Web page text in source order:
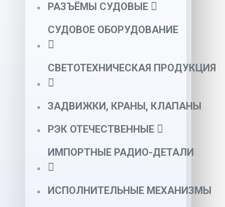
РАЗЪЁМЫ СУДОВЫЕ
СУДОВОЕ ОБОРУДОВАНИЕ
СВЕТОТЕХНИЧЕСКАЯ ПРОДУКЦИЯ
ЗАДВИЖКИ, КРАНЫ, КЛАПАНЫ
РЭК ОТЕЧЕСТВЕННЫЕ
ИМПОРТНЫЕ РАДИО-ДЕТАЛИ
ИСПОЛНИТЕЛЬНЫЕ МЕХАНИЗМЫ